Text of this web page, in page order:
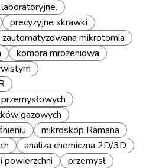
precyzyjne skrawki
zautomatyzowana mikrotomia
komora mrożeniowa
gazowych
mikroskop Ramana
analiza chemiczna 2D/3D
powierzchni
przemysł